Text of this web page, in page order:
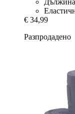
€ 34,99
Разпродадено